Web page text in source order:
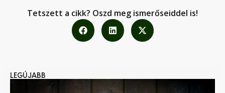
Tetszett a cikk? Oszd meg ismerőseiddel is!
LEGÚJABB